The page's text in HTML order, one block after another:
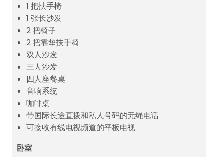
1 把扶手椅
1 张长沙发
2 把椅子
2 把靠垫扶手椅
双人沙发
三人沙发
四人座餐桌
音响系统
咖啡桌
带国际长途直拨和私人号码的无绳电话
可接收有线电视频道的平板电视
卧室